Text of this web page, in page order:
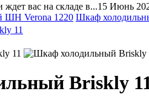
вас на складе в...15 Июнь
ШН Verona 1220 Шкаф
Briskly